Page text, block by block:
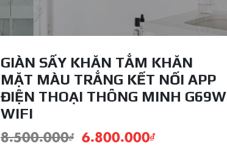
GIÀN SẤY KHĂN TẮM KHĂN
MẶT MÀU TRẮNG KẾT NỐI APP
ĐIỆN THOẠI THÔNG MINH G69W
WIFI
8.500.000₫ 6.800.000₫